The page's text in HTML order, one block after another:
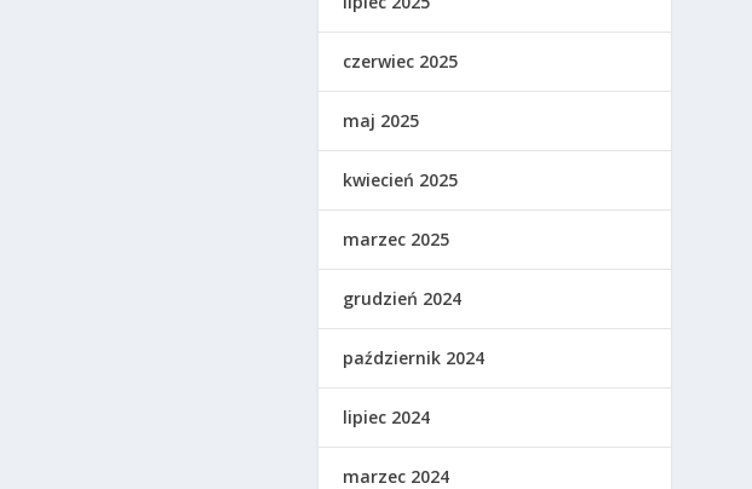
czerwiec 2025
maj 2025
kwiecień 2025
marzec 2025
grudzień 2024
październik 2024
lipiec 2024
marzec 2024